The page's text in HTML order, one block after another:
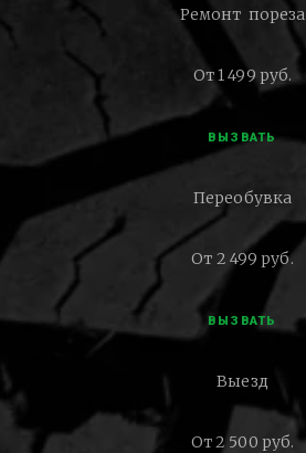
Ремонт пореза
От 1 499 руб.
ВЫЗВАТЬ
Переобувка
От 2 499 руб.
ВЫЗВАТЬ
Выезд
От 2 500 руб.